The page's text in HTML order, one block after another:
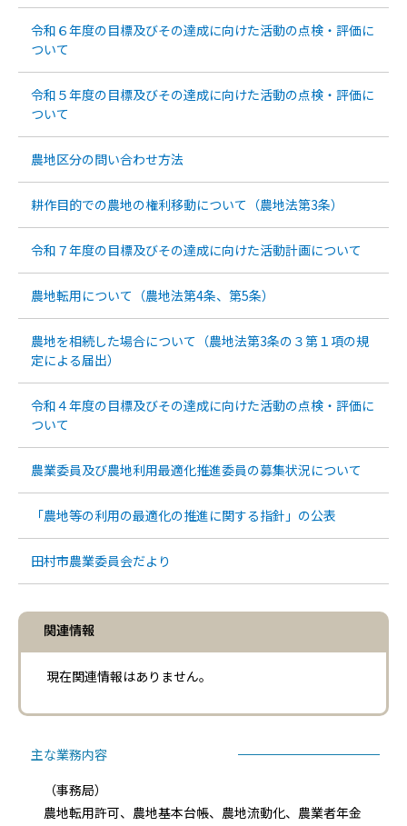
令和６年度の目標及びその達成に向けた活動の点検・評価に
ついて
令和５年度の目標及びその達成に向けた活動の点検・評価に
ついて
農地区分の問い合わせ方法
耕作目的での農地の権利移動について（農地法第3条）
令和７年度の目標及びその達成に向けた活動計画について
農地転用について（農地法第4条、第5条）
農地を相続した場合について（農地法第3条の３第１項の規
定による届出）
令和４年度の目標及びその達成に向けた活動の点検・評価に
ついて
農業委員及び農地利用最適化推進委員の募集状況について
「農地等の利用の最適化の推進に関する指針」の公表
田村市農業委員会だより
関連情報
現在関連情報はありません。
主な業務内容
（事務局）
農地転用許可、農地基本台帳、農地流動化、農業者年金